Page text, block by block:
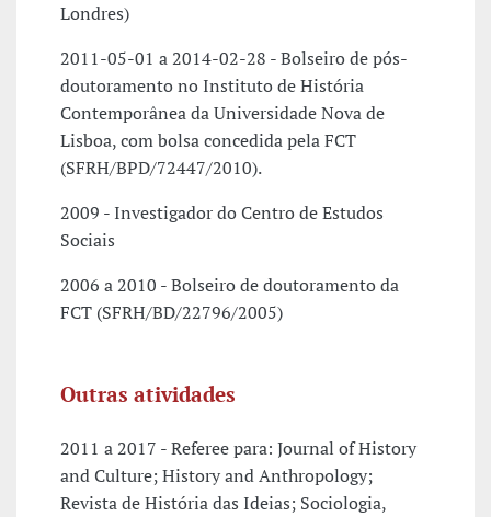
Londres)
2011-05-01 a 2014-02-28 - Bolseiro de pós-
doutoramento no Instituto de História
Contemporânea da Universidade Nova de
Lisboa, com bolsa concedida pela FCT
(SFRH/BPD/72447/2010).
2009 - Investigador do Centro de Estudos
Sociais
2006 a 2010 - Bolseiro de doutoramento da
FCT (SFRH/BD/22796/2005)
Outras atividades
2011 a 2017 - Referee para: Journal of History
and Culture; History and Anthropology;
Revista de História das Ideias; Sociologia,